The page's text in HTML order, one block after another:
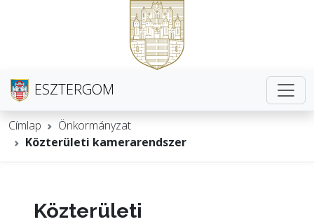
ESZTERGOM
Címlap
Önkormányzat
Közterületi kamerarendszer
Közterületi